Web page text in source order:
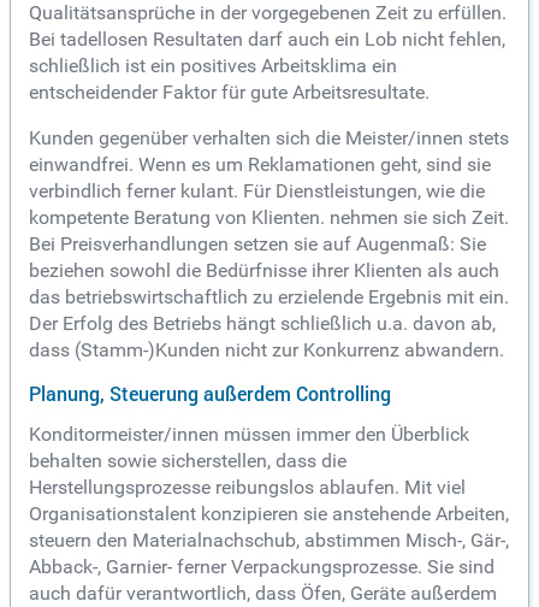
Qualitätsansprüche in der vorgegebenen Zeit zu erfüllen.
Bei tadellosen Resultaten darf auch ein Lob nicht fehlen,
schließlich ist ein positives Arbeitsklima ein
entscheidender Faktor für gute Arbeitsresultate.
Kunden gegenüber verhalten sich die Meister/innen stets
einwandfrei. Wenn es um Reklamationen geht, sind sie
verbindlich ferner kulant. Für Dienstleistungen, wie die
kompetente Beratung von Klienten. nehmen sie sich Zeit.
Bei Preisverhandlungen setzen sie auf Augenmaß: Sie
beziehen sowohl die Bedürfnisse ihrer Klienten als auch
das betriebswirtschaftlich zu erzielende Ergebnis mit ein.
Der Erfolg des Betriebs hängt schließlich u.a. davon ab,
dass (Stamm-)Kunden nicht zur Konkurrenz abwandern.
Planung, Steuerung außerdem Controlling
Konditormeister/innen müssen immer den Überblick
behalten sowie sicherstellen, dass die
Herstellungsprozesse reibungslos ablaufen. Mit viel
Organisationstalent konzipieren sie anstehende Arbeiten,
steuern den Materialnachschub, abstimmen Misch-, Gär-,
Abback-, Garnier- ferner Verpackungsprozesse. Sie sind
auch dafür verantwortlich, dass Öfen, Geräte außerdem